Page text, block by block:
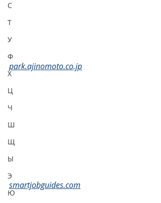
С
Т
У
Ф
Х
Ц
Ч
Ш
Щ
Ы
Э
Ю
park.ajinomoto.co.jp
smartjobguides.com